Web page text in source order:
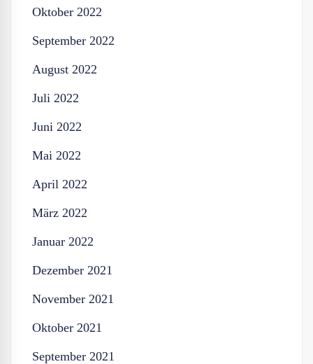
Oktober 2022
September 2022
August 2022
Juli 2022
Juni 2022
Mai 2022
April 2022
März 2022
Januar 2022
Dezember 2021
November 2021
Oktober 2021
September 2021